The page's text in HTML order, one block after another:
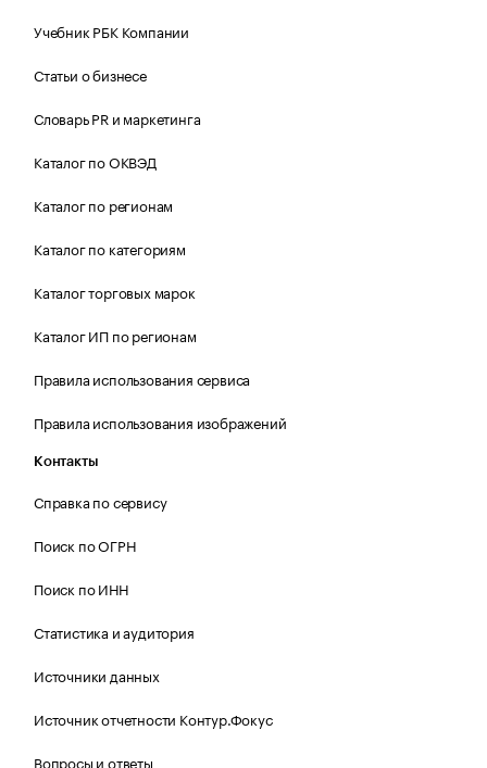
Учебник РБК Компании
Статьи о бизнесе
Словарь PR и маркетинга
Каталог по ОКВЭД
Каталог по регионам
Каталог по категориям
Каталог торговых марок
Каталог ИП по регионам
Правила использования сервиса
Правила использования изображений
Контакты
Справка по сервису
Поиск по ОГРН
Поиск по ИНН
Статистика и аудитория
Источники данных
Источник отчетности Контур.Фокус
Вопросы и ответы